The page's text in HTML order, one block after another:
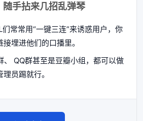
随手拈来几招乱弹琴
们常常用“一键三连”来诱惑用户，你
埋进他们的口播里。
、 QQ群甚至是豆瓣小组，都可以做
员踢就行。